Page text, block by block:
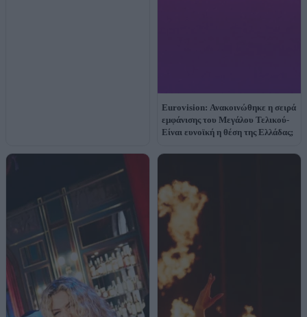
Eurovision: Ανακοινώθηκε η σειρά
εμφάνισης του Μεγάλου Τελικού-
Είναι ευνοϊκή η θέση της Ελλάδας;